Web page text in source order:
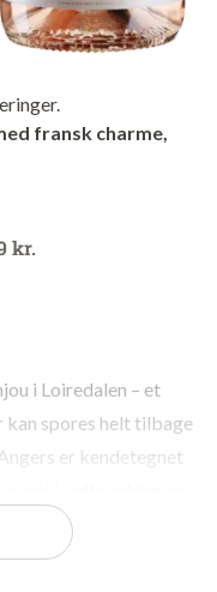
fransk charme,
kr.
i Loiredalen – et
spores helt tilbage
er kendetegnet
betingelser
vine.